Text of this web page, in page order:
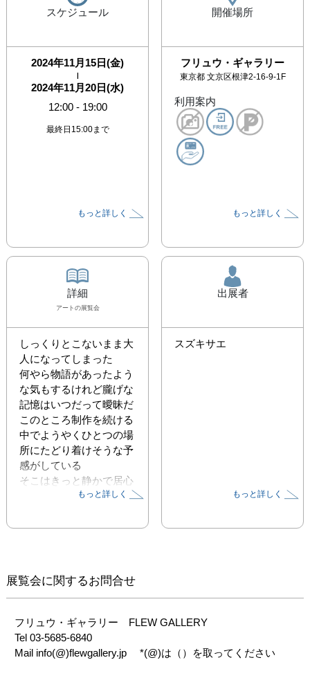
スケジュール
2024年11月15日(金)
|
2024年11月20日(水)
12:00- 19:00
最終日15:00まで
もっと詳しく
開催場所
フリュウ・ギャラリー
東京都 文京区根津2-16-9-1F
利用案内
もっと詳しく
詳細
アート の展覧会
しっくりとこないまま大
人になってしまった
何やら物語があったよう
な気もするけれど朧げな
記憶はいつだって曖昧だ
このところ制作を続ける
中でようやくひとつの場
所にたどり着けそうな予
感がしている
そこはきっと静かで居心
地の良い場所だ
なあかりを灯せたらいい
もっと詳しく
出展者
スズキサエ
もっと詳しく
展覧会に関するお問合せ
フリュウ・ギャラリー　FLEW GALLERY
Tel 03-5685-6840
Mail info(@)flewgallery.jp　 *(@)は（）を取ってください